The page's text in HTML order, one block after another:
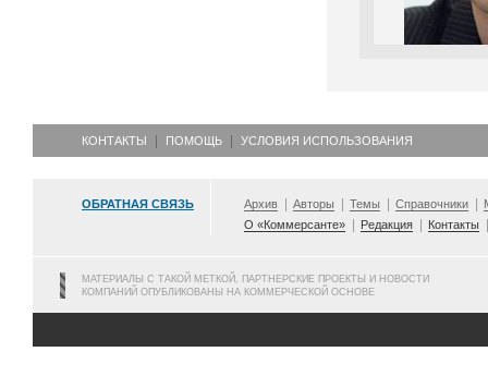
КОНТАКТЫ ПОМОЩЬ УСЛОВИЯ ИСПОЛЬЗОВАНИЯ
ОБРАТНАЯ СВЯЗЬ Архив Авторы Темы Справочники
О «Коммерсанте»
Редакция Контакты
МАТЕРИАЛЫ С ТАКОЙ МЕТКОЙ, ПАРТНЕРСКИЕ ПРОЕКТЫ И НОВОСТИ
КОМПАНИЙ ОПУБЛИКОВАНЫ НА КОММЕРЧЕСКОЙ ОСНОВЕ